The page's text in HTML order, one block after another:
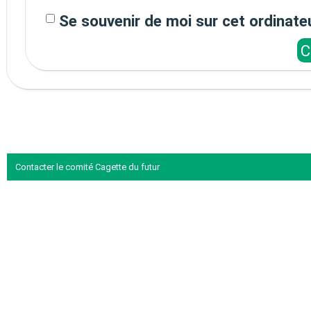
Se souvenir de moi sur cet
Contacter le comité Cagette du futur